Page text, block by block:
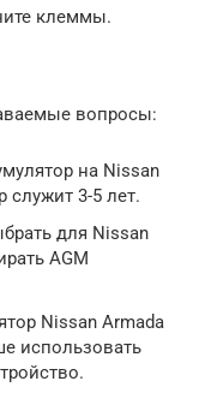
клеммы.
вопросы:
на Nissan
служит 3-5 лет.
для Nissan
AGM
Nissan Armada
использовать